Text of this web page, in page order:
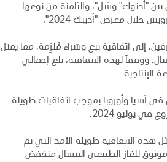
المسال بين "أدنوك" وشل"، والثامنة من نوعها
خلال معرض "أديبك 2024".
إلى اتفاقية بيع وشراء مُلزِمة، مما يمثل
ووفقاً لهذه الاتفاقية، بلغ إجمالي
متري سنوياً لعملاء دوليين في آسيا وأوروبا بموجب اتفاقيات طويلة
هذه الاتفاقية طويلة الأمد التي تم
موثوق للغاز الطبيعي المسال منخفض